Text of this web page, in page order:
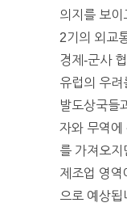
의지를 보이
2기의 외교
경제-군사
유럽의 우려
발도상국들
자와 무역에
를 가져오
제조업 영역
으로 예상